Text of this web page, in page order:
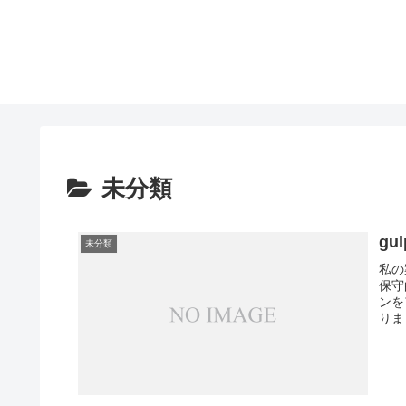
未分類
未分類
私
保
ン
り